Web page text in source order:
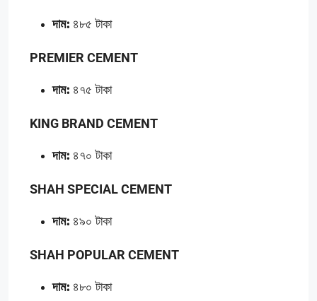
দাম: ৪৮৫ টাকা
PREMIER CEMENT
দাম: ৪৭৫ টাকা
KING BRAND CEMENT
দাম: ৪৭০ টাকা
SHAH SPECIAL CEMENT
দাম: ৪৯০ টাকা
SHAH POPULAR CEMENT
দাম: ৪৮০ টাকা